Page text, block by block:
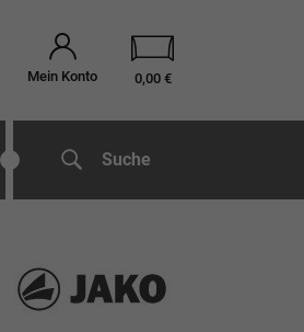
Mein Konto 0,00 €
Suche